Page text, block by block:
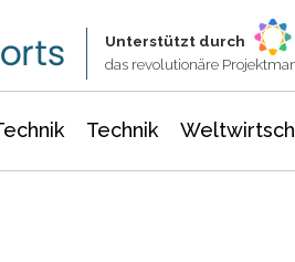
Unterstützt durch
das revolutionäre
Technik